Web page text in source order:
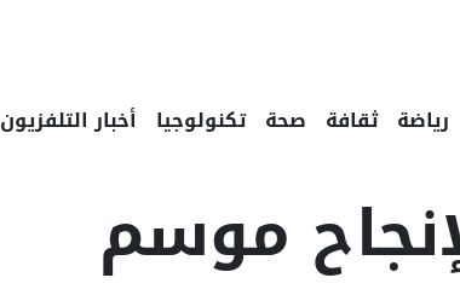
رياضة ثقافة صحة تكنولوجيا أخبار التلفزيون
موسم